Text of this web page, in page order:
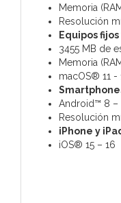
Memoria
Resolución
Equipos
3455 MB de
Memoria
macOS® 11 -
Android™ 8 –
Resolución
iPhone y
iOS® 15 – 16